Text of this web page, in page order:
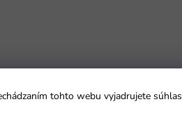
tohto webu vyjadrujete